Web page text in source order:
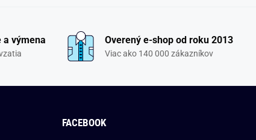
a výmena Overený e-shop od roku 2013
Viac ako 140 000 zákazníkov
FACEBOOK